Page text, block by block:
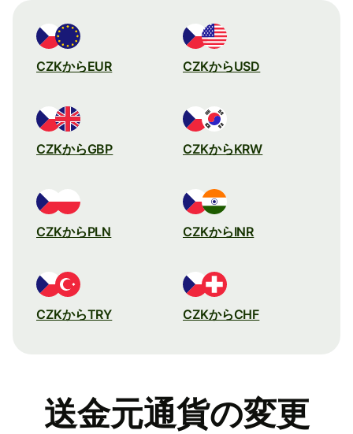
CZKからEUR CZKからUSD
CZKからGBP CZKからKRW
CZKからPLN CZKからINR
CZKからTRY CZKからCHF
送金元通貨の変更